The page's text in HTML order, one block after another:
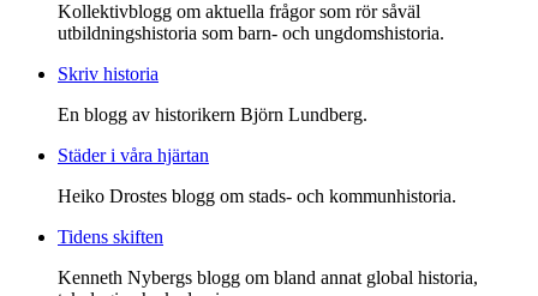
Kollektivblogg om aktuella frågor som rör såväl
utbildningshistoria som barn- och ungdomshistoria.
Skriv historia
En blogg av historikern Björn Lundberg.
Städer i våra hjärtan
Heiko Drostes blogg om stads- och kommunhistoria.
Tidens skiften
Kenneth Nybergs blogg om bland annat global historia,